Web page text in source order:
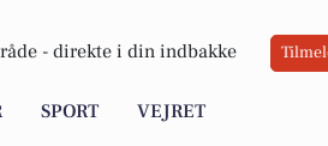
- direkte i din indbakke
SPORT VEJRET